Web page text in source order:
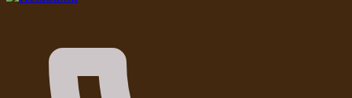
Heladu.nu